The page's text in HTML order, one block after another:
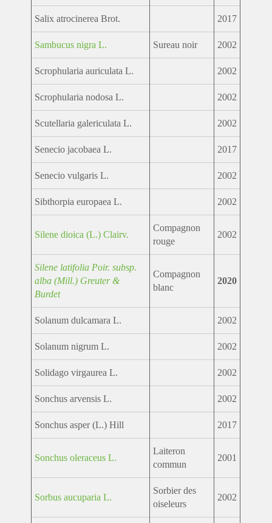
Salix atrocinerea Brot. 2017
Sambucus nigra L. Sureau noir 2002
Scrophularia auriculata L. 2002
Scrophularia nodosa L. 2002
Scutellaria galericulata L. 2002
Senecio jacobaea L. 2017
Senecio vulgaris L. 2002
Sibthorpia europaea L. 2002
Silene dioica (L.) Clairv.
Compagnon
rouge
2002
Silene latifolia Poir. subsp.
alba (Mill.) Greuter &
Burdet
Compagnon
blanc
2020
Solanum dulcamara L. 2002
Solanum nigrum L. 2002
Solidago virgaurea L. 2002
Sonchus arvensis L. 2002
Sonchus asper (L.) Hill 2017
Sonchus oleraceus L.
Laiteron
commun
2001
Sorbus aucuparia L.
Sorbier des
oiseleurs
2002